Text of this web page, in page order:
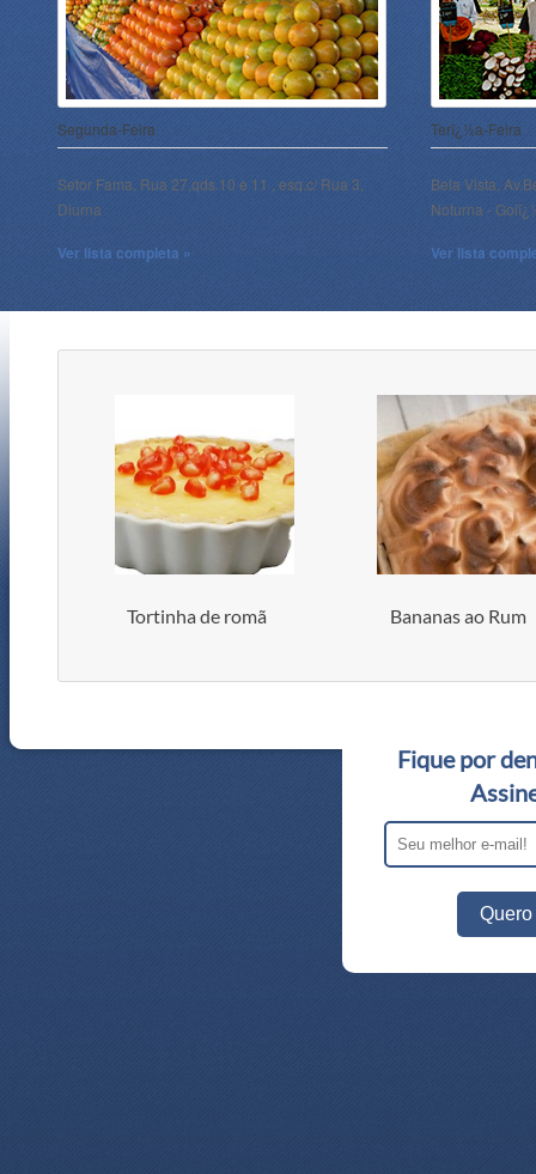
Segunda-Feira
Setor Fama, Rua 27,qds.10 e 11 , esq.c/ Rua 3,
Diurna
Ver lista completa »
Terï¿½a-Feira
Bela Vista,
Noturna -
Ver lista
Tortinha de romã Bananas ao Rum
Fique por